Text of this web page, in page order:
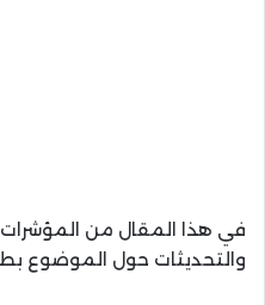
في هذا المقال من المؤشرات
والتحديثات حول الموضوع